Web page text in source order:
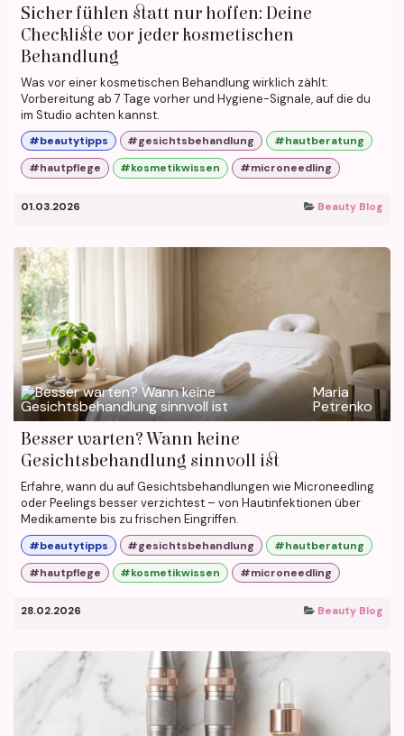
Sicher fühlen statt nur hoffen: Deine
Checkliste vor jeder kosmetischen
Behandlung
Was vor einer kosmetischen Behandlung wirklich zählt:
Vorbereitung ab 7 Tage vorher und Hygiene-Signale, auf die du
im Studio achten kannst.
#beautytipps #gesichtsbehandlung
#hautberatung
#hautpflege
#kosmetikwissen #microneedling
01.03.2026 Beauty Blog
Maria
Petrenko
Besser warten? Wann keine
Gesichtsbehandlung sinnvoll ist
Erfahre, wann du auf Gesichtsbehandlungen wie Microneedling
oder Peelings besser verzichtest – von Hautinfektionen über
Medikamente bis zu frischen Eingriffen.
#beautytipps #gesichtsbehandlung
#hautberatung
#hautpflege
#kosmetikwissen #microneedling
28.02.2026 Beauty Blog